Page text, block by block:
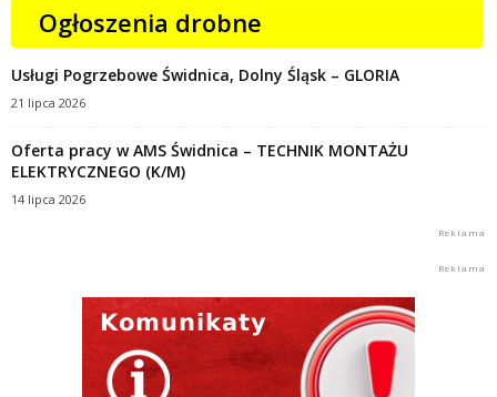
Ogłoszenia drobne
Usługi Pogrzebowe Świdnica, Dolny Śląsk – GLORIA
21 lipca 2026
Oferta pracy w AMS Świdnica – TECHNIK MONTAŻU
ELEKTRYCZNEGO (K/M)
14 lipca 2026